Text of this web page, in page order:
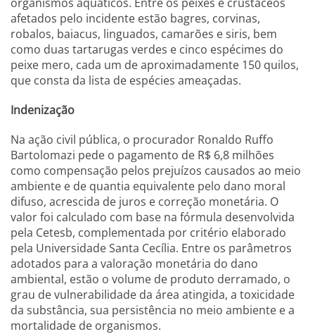
afetados pelo incidente estão bagres, corvinas,
robalos, baiacus, linguados, camarões e siris, bem
como duas tartarugas verdes e cinco espécimes do
peixe mero, cada um de aproximadamente 150 quilos,
que consta da lista de espécies ameaçadas.
Indenização
Na ação civil pública, o procurador Ronaldo Ruffo
Bartolomazi pede o pagamento de R$ 6,8 milhões
como compensação pelos prejuízos causados ao meio
ambiente e de quantia equivalente pelo dano moral
difuso, acrescida de juros e correção monetária. O
valor foi calculado com base na fórmula desenvolvida
pela Cetesb, complementada por critério elaborado
pela Universidade Santa Cecília. Entre os parâmetros
adotados para a valoração monetária do dano
ambiental, estão o volume de produto derramado, o
grau de vulnerabilidade da área atingida, a toxicidade
da substância, sua persistência no meio ambiente e a
mortalidade de organismos.